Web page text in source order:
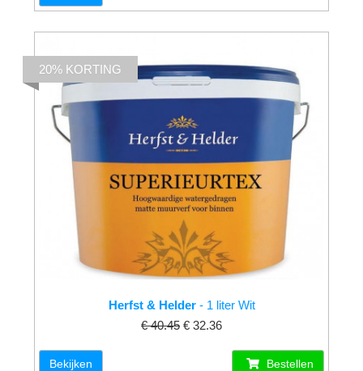
Herfst & Helder- 1 liter Wit
€ 40.45 € 32.36
20% KORTING
Bekijken Bestellen